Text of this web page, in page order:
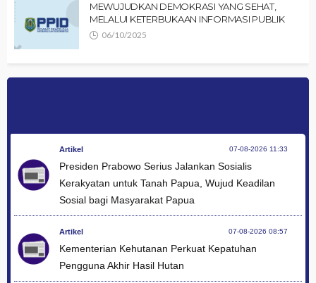
MEWUJUDKAN DEMOKRASI YANG SEHAT,
MELALUI KETERBUKAAN INFORMASI PUBLIK
06/10/2025
Artikel 07-08-2026 11:33
Presiden Prabowo Serius Jalankan Sosialis
Kerakyatan untuk Tanah Papua, Wujud Keadilan
Sosial bagi Masyarakat Papua
Artikel 07-08-2026 08:57
Kementerian Kehutanan Perkuat Kepatuhan
Pengguna Akhir Hasil Hutan